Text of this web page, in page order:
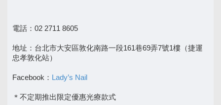
電話：02 2711 8605
地址：台北市大安區敦化南路一段161巷69弄7號1樓（捷運
忠孝敦化站）
Facebook： Lady’s Nail
＊不定期推出限定優惠光療款式